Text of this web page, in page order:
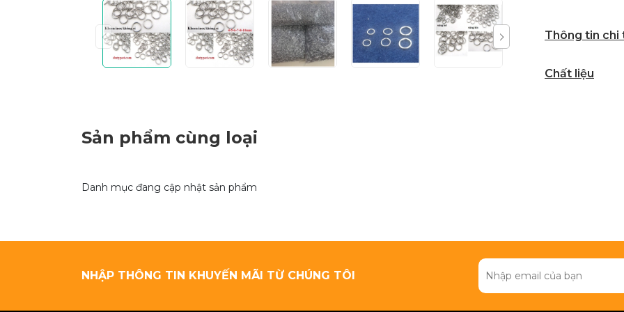
Thông tin chi
Chất liệu
Sản phẩm cùng loại
Danh mục đang cập nhật sản phẩm
NHẬP THÔNG TIN KHUYẾN MÃI TỪ CHÚNG TÔI